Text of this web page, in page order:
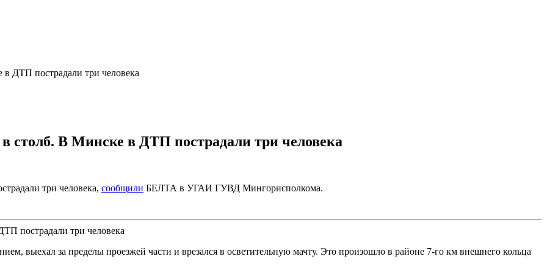
в ДТП пострадали три человека
столб. В Минске в ДТП пострадали три человека
три человека, сообщили БЕЛТА в УГАИ ГУВД Мингорисполкома.
выехал за пределы проезжей части и врезался в осветительную мачту. Это произошло в районе 7-го км внешнего кольца